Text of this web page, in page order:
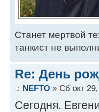
Станет мертвой
танкист не
Re: День
NEFTO » Сб окт
Сегодня.